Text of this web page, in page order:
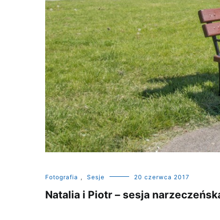
Fotografia , Sesje 20 czerwca 2017
Natalia i Piotr – sesja